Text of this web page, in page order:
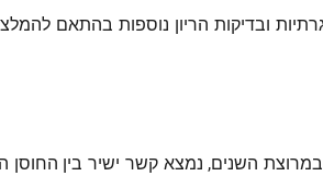
ובדיקות הריון נוספות בהתאם
השנים, נמצא קשר ישיר בין החוסן